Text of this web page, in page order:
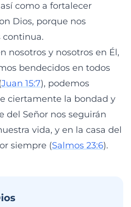
como a fortalecer
Dios, porque nos
continua.
nosotros y nosotros en Él,
bendecidos en todos
Juan 15:7), podemos
ciertamente la bondad y
del Señor nos seguirán
vida, y en la casa del
siempre (Salmos 23:6).